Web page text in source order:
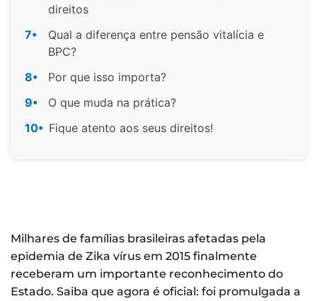
direitos
7•
Qual a diferença entre pensão vitalícia e
BPC?
8•
Por que isso importa?
9•
O que muda na prática?
10• Fique atento aos seus direitos!
Milhares de famílias brasileiras afetadas pela
epidemia de Zika vírus em 2015 finalmente
receberam um importante reconhecimento do
Estado. Saiba que agora é oficial: foi promulgada a